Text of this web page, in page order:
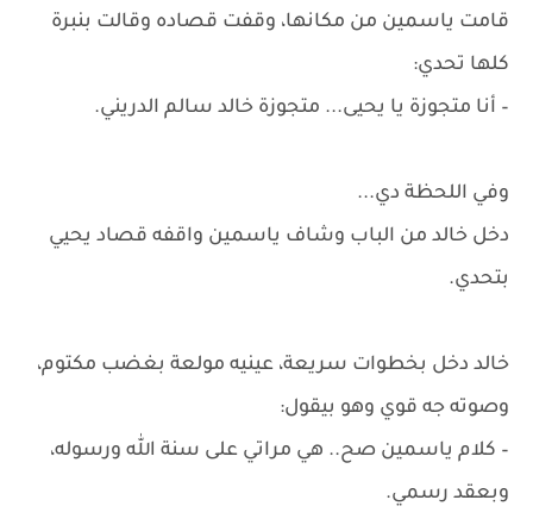
قامت ياسمين من مكانها، وقفت قصاده وقالت بنبرة
كلها تحدي:
– أنا متجوزة يا يحيى... متجوزة خالد سالم الدريني.
وفي اللحظة دي...
دخل خالد من الباب وشاف ياسمين واقفه قصاد يحيي
بتحدي.
خالد دخل بخطوات سريعة، عينيه مولعة بغضب مكتوم،
وصوته جه قوي وهو بيقول:
– كلام ياسمين صح.. هي مراتي على سنة الله ورسوله،
وبعقد رسمي.